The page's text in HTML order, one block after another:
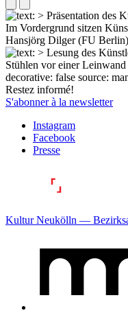
Restez informé!
S'abonner à la newsletter
Instagram
Facebook
Presse
Kultur Neukölln —